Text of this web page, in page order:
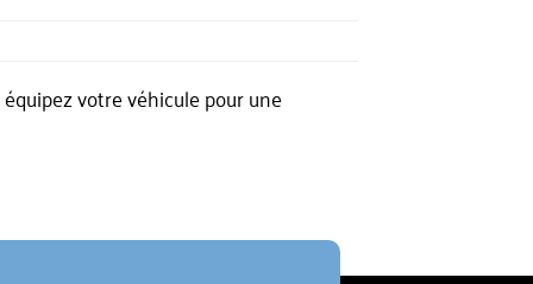
votre véhicule pour une